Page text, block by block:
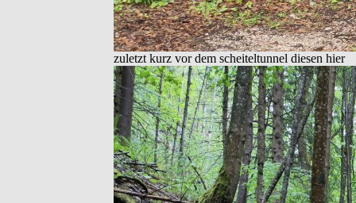
zuletzt kurz vor dem scheiteltunnel diesen hier